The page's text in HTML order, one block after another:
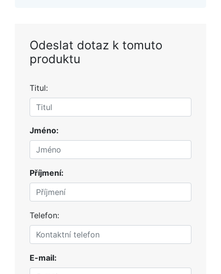
Odeslat dotaz k tomuto
produktu
Titul:
Jméno:
Příjmení:
Telefon:
E-mail: